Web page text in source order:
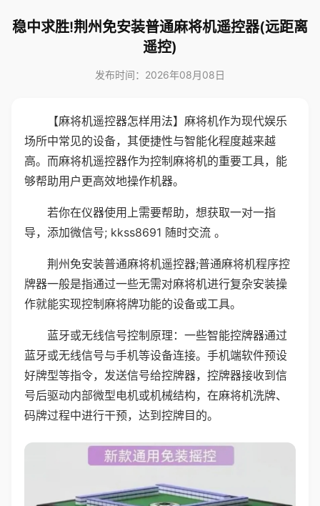
稳中求胜!荆州免安装普通麻将机遥控器(远距离
遥控)
发布时间：2026年08月08日
【麻将机遥控器怎样用法】麻将机作为现代娱乐
场所中常见的设备，其便捷性与智能化程度越来越
高。而麻将机遥控器作为控制麻将机的重要工具，能
够帮助用户更高效地操作机器。
若你在仪器使用上需要帮助，想获取一对一指
导，添加微信号; kkss8691 随时交流 。
荆州免安装普通麻将机遥控器;普通麻将机程序控
牌器一般是指通过一些无需对麻将机进行复杂安装操
作就能实现控制麻将牌功能的设备或工具。
蓝牙或无线信号控制原理：一些智能控牌器通过
蓝牙或无线信号与手机等设备连接。手机端软件预设
好牌型等指令，发送信号给控牌器，控牌器接收到信
号后驱动内部微型电机或机械结构，在麻将机洗牌、
码牌过程中进行干预，达到控牌目的。